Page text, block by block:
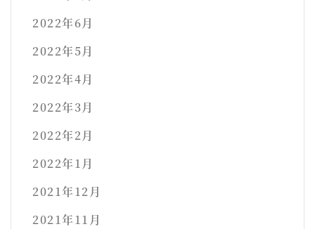
2022年6月
2022年5月
2022年4月
2022年3月
2022年2月
2022年1月
2021年12月
2021年11月